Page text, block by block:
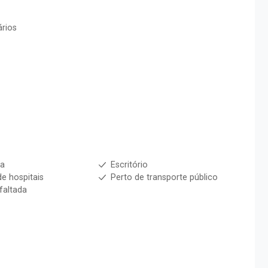
Escritório
hospitais
Perto de transporte público